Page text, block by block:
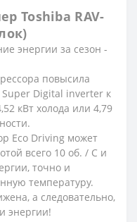
Toshiba RAV-
энергии за сезон -
повысила
Digital inverter к
кВт холода или 4,79
Eco Driving может
всего 10 об. / С и
точно и
температуру.
а следовательно,
энергии!